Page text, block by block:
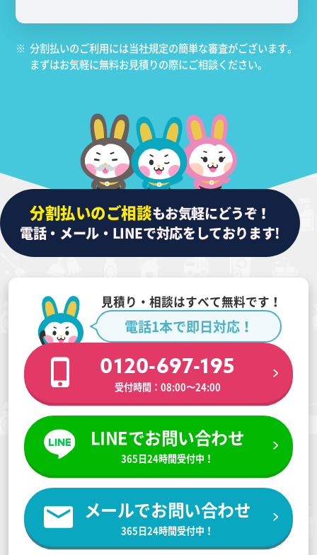
※ 分割払いのご利用には当社規定の簡単な審査がございます。
まずはお気軽に無料お見積りの際にご相談ください。
分割払いのご相談もお気軽にどうぞ！
電話・メール・LINEで対応をしております!
見積り・相談はすべて無料です！
電話1本で即日対応！
0120-697-195
受付時間：08:00〜24:00
LINEでお問い合わせ
365日24時間受付中！
メールでお問い合わせ
365日24時間受付中！